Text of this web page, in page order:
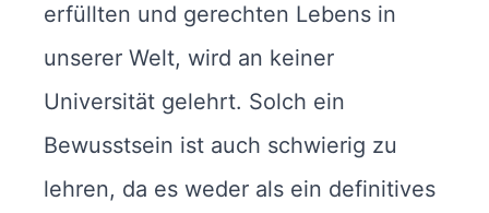
erfüllten und gerechten Lebens in
unserer Welt, wird an keiner
Universität gelehrt. Solch ein
Bewusstsein ist auch schwierig zu
lehren, da es weder als ein definitives